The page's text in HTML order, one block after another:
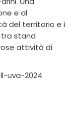
e al
del territorio e i
stand
attività di
uva-2024